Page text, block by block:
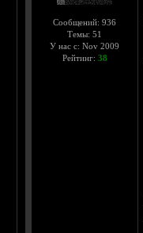
Сообщений: 936
Темы: 51
У нас с: Nov 2009
Рейтинг: 38